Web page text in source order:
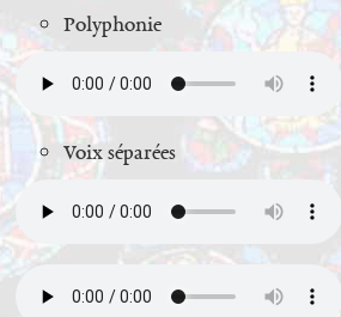
Polyphonie
Voix séparées